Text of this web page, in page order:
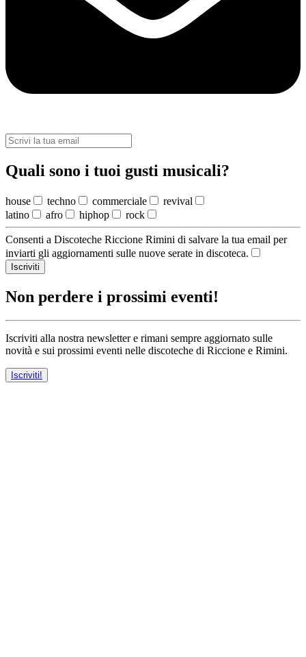
Quali sono i tuoi gusti musicali?
house techno commerciale
revival
latino
afro hiphop rock
Consenti a Discoteche Riccione Rimini di salvare la tua email per
inviarti gli aggiornamenti sulle nuove serate in discoteca.
Iscriviti
Non perdere i prossimi eventi!
Iscriviti alla nostra newsletter e rimani sempre aggiornato sulle
novità e sui prossimi eventi nelle discoteche di Riccione e Rimini.
Iscriviti!